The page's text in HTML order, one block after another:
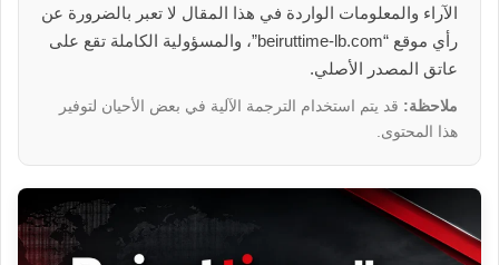
الآراء والمعلومات الواردة في هذا المقال لا تعبر بالضرورة عن
رأي موقع “beiruttime-lb.com”، والمسؤولية الكاملة تقع على
عاتق المصدر الأصلي.
ملاحظة: قد يتم استخدام الترجمة الآلية في بعض الأحيان لتوفير
هذا المحتوى.